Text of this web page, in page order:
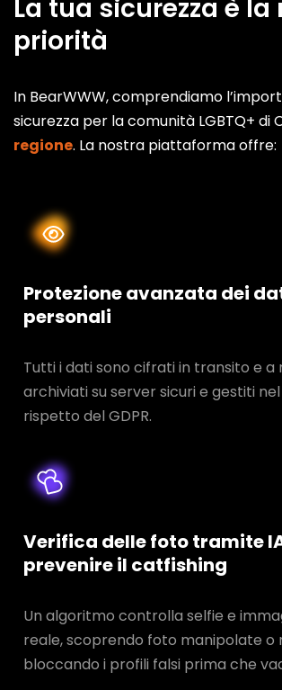
La tua sicurezza è la
priorità
In BearWWW, comprendiamo
sicurezza per la comunità LGBTQ+ di
regione. La nostra piattaforma offre:
Protezione avanzata dei
personali
Tutti i dati sono cifrati in transito e a
archiviati su server sicuri e gestiti
rispetto del GDPR.
Verifica delle foto tramite
prevenire il catfishing
Un algoritmo controlla selfie e
reale, scoprendo foto manipolate o
bloccando i profili falsi prima che